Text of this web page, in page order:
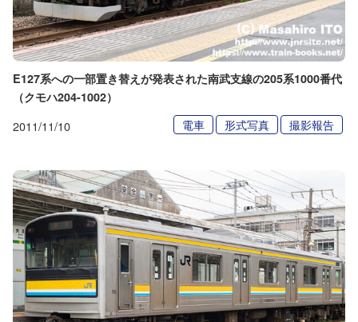
E127系への一部置き替えが発表された南武支線の205系1000番代
（クモハ204-1002）
2011/11/10 電車 形式写真 撮影報告